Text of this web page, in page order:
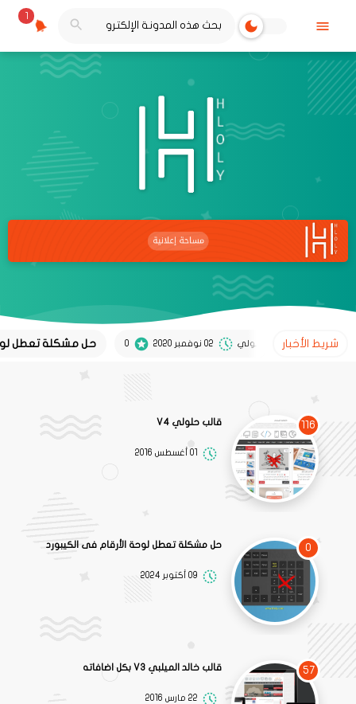
1
شريط الأخبارحلولي 02 نوفمبر 2020 0 حل مشكلة تعطل لوحة
116 قالب حلولي V4
01 أغسطس 2016
0 حل مشكلة تعطل لوحة الأرقام فى الكيبورد
09 أكتوبر 2024
57 قالب خالد الميلبي V3 بكل اضافاته
22 مارس 2016